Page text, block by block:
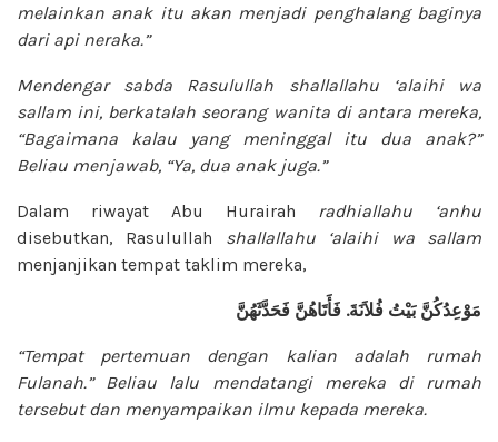
melainkan anak itu akan menjadi penghalang baginya
dari api neraka.”
Mendengar sabda Rasulullah shallallahu ‘alaihi wa
sallam ini, berkatalah seorang wanita di antara mereka,
“Bagaimana kalau yang meninggal itu dua anak?”
Beliau menjawab, “Ya, dua anak juga.”
Dalam riwayat Abu Hurairah
radhiallahu ‘anhu
disebutkan, Rasulullah shallallahu ‘alaihi wa sallam
menjanjikan tempat taklim mereka,
مَوْعِدُكُنَّ بَيْتُ فُلاَنَةَ. فَأَتَاهُنَّ فَحَدَّثَهُنَّ
“Tempat pertemuan dengan kalian adalah rumah
Fulanah.” Beliau lalu mendatangi mereka di rumah
tersebut dan menyampaikan ilmu kepada mereka.